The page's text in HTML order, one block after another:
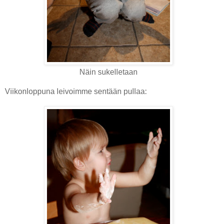
Näin sukelletaan
Viikonloppuna leivoimme sentään pullaa: